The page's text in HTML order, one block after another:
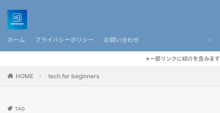
ホーム プライバシーポリシー お問い合わせ
※一部リンクに紹介を含みます
HOME tech for beginners
TAG